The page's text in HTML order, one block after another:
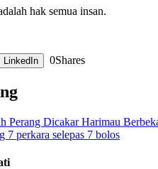
hak semua insan.
LinkedIn 0Shares
Perang Dicakar Harimau
7 perkara selepas 7 bolos